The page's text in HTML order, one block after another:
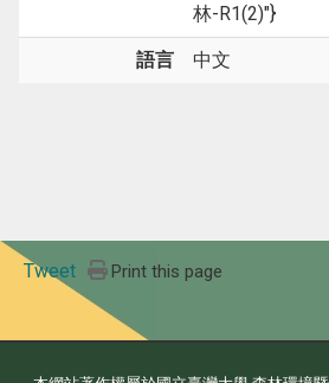
林-R1(2)"}
語言 中文
Tweet Print this page